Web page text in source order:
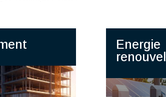
Energie